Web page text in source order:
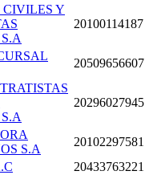
CIVILES Y
20100114187
20509656607
20296027945
S.A
20102297581
20433763221